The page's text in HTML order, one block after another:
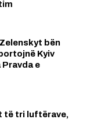
bën
Kyiv
e
të tri luftërave,